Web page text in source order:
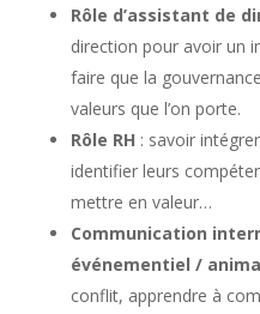
Rôle d’assistant de
direction pour avoir un
faire que la
valeurs que l’on porte.
Rôle RH : savoir
identifier leurs
mettre en valeur…
Communication
événementiel /
conflit, apprendre à